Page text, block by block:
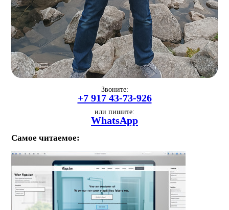
Звоните:
+7 917 43-73-926
или пишите:
WhatsApp
Самое читаемое: